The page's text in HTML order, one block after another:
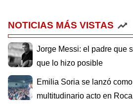
NOTICIAS MÁS VISTAS
Jorge Messi: el padre que
que lo hizo posible
Emilia Soria se lanzó
multitudinario acto en Roca